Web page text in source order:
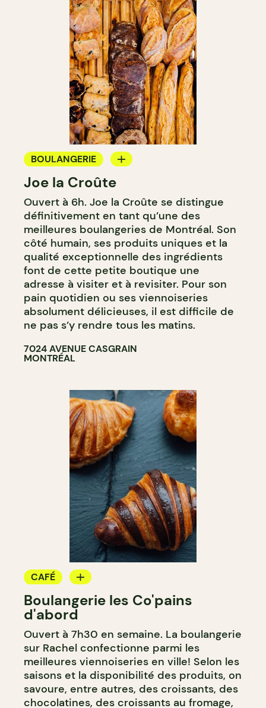
BOULANGERIE
COMPTOIR
Joe la Croûte
Ouvert à 6h. Joe la Croûte se distingue
définitivement en tant qu’une des
meilleures boulangeries de Montréal. Son
côté humain, ses produits uniques et la
qualité exceptionnelle des ingrédients
font de cette petite boutique une
adresse à visiter et à revisiter. Pour son
pain quotidien ou ses viennoiseries
absolument délicieuses, il est difficile de
ne pas s’y rendre tous les matins.
7024 AVENUE CASGRAIN
MONTRÉAL
CAFÉ
BOULANGERIE
COMPTOIR
Boulangerie les Co'pains
d'abord
Ouvert à 7h30 en semaine. La boulangerie
sur Rachel confectionne parmi les
meilleures viennoiseries en ville! Selon les
saisons et la disponibilité des produits, on
savoure, entre autres, des croissants, des
chocolatines, des croissants au fromage,